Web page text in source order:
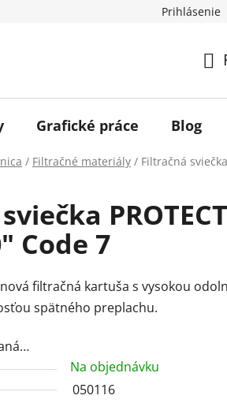
Prihlásenie
Grafické práce Blog
/ Filtračné materiály / Filtračná sviečka
Code 7
filtračná kartuša s vysokou
spätného preplachu.
Na objednávku
050116